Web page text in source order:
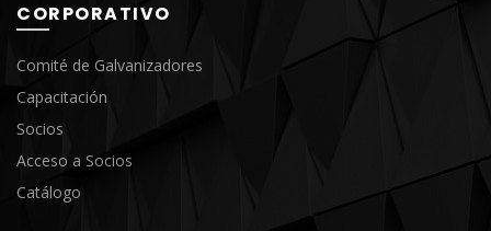
CORPORATIVO
Comité de Galvanizadores
Capacitación
Socios
Acceso a Socios
Catálogo